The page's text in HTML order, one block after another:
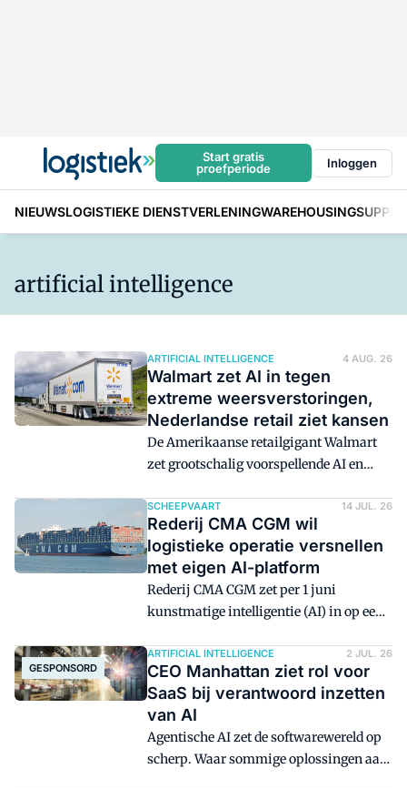
Start gratis
proefperiode
Inloggen
NIEUWSLOGISTIEKE DIENSTVERLENINGWAREHOUSING
artificial intelligence
ARTIFICIAL INTELLIGENCE 4 AUG. 26
Walmart zet AI in tegen
extreme weersverstoringen,
Nederlandse retail ziet kansen
De Amerikaanse retailgigant Walmart
zet grootschalig voorspellende AI en
verstoringen door extreem weer op te
vangen. Hoewel de specifieke toepassing
is afgestemd op de extreme
weersomstandigheden en grote
afstanden in Noord-Amerika, kijken
ook Benelux-retailers nauwlettend naar
modellen.
SCHEEPVAART 14 JUL. 26
Rederij CMA CGM wil
logistieke operatie versnellen
met eigen AI-platform
Rederij CMA CGM zet per 1 juni
kunstmatige intelligentie (AI) in op een
bedrijf heeft inmiddels meer dan 55 AI-
projecten geïmplementeerd en ruim 200
toepassingsmogelijkheden voor
verschillende bedrijfsonderdelen.
GESPONSORD
ARTIFICIAL INTELLIGENCE 2 JUL. 26
CEO Manhattan ziet rol voor
SaaS bij verantwoord inzetten
van AI
Agentische AI zet de softwarewereld op
scherp. Waar sommige oplossingen aan